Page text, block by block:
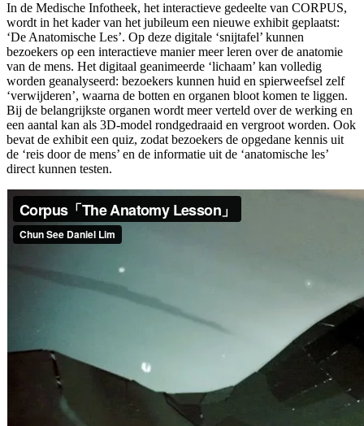
In de Medische Infotheek, het interactieve gedeelte van CORPUS,
wordt in het kader van het jubileum een nieuwe exhibit geplaatst:
‘De Anatomische Les’. Op deze digitale ‘snijtafel’ kunnen
bezoekers op een interactieve manier meer leren over de anatomie
van de mens. Het digitaal geanimeerde ‘lichaam’ kan volledig
worden geanalyseerd: bezoekers kunnen huid en spierweefsel zelf
‘verwijderen’, waarna de botten en organen bloot komen te liggen.
Bij de belangrijkste organen wordt meer verteld over de werking en
een aantal kan als 3D-model rondgedraaid en vergroot worden. Ook
bevat de exhibit een quiz, zodat bezoekers de opgedane kennis uit
de ‘reis door de mens’ en de informatie uit de ‘anatomische les’
direct kunnen testen.